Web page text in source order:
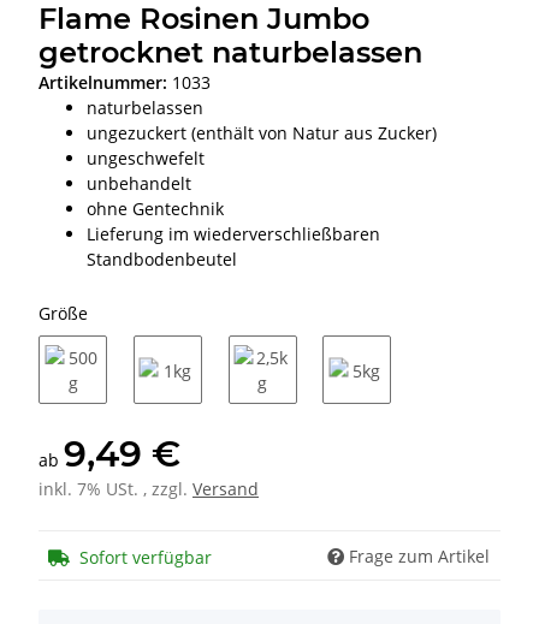
Flame Rosinen Jumbo
getrocknet naturbelassen
Artikelnummer: 1033
naturbelassen
ungezuckert (enthält von Natur aus Zucker)
ungeschwefelt
unbehandelt
ohne Gentechnik
Lieferung im wiederverschließbaren
Standbodenbeutel
Größe
ab 9,49 €
inkl. 7% USt. , zzgl. Versand
Sofort verfügbar Frage zum Artikel